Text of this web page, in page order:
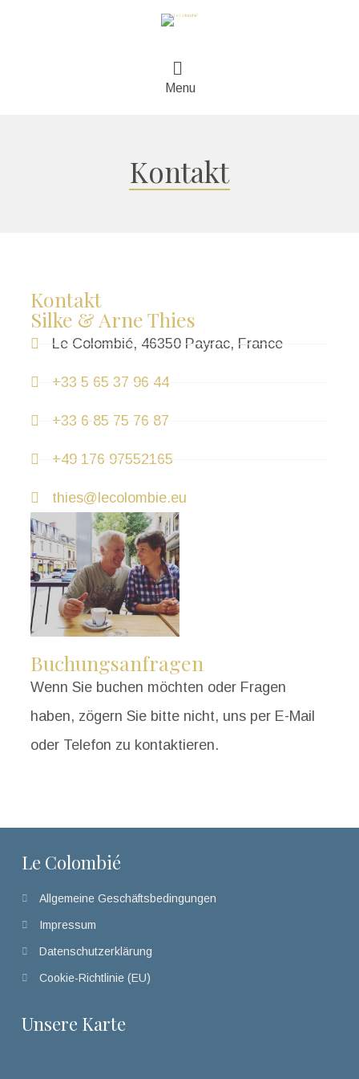
Menu
Kontakt
Kontakt
Silke & Arne Thies
Le Colombié, 46350 Payrac, France
+33 5 65 37 96 44
+33 6 85 75 76 87
+49 176 97552165
thies@lecolombie.eu
Buchungsanfragen
Wenn Sie buchen möchten oder Fragen
haben, zögern Sie bitte nicht, uns per E-Mail
oder Telefon zu kontaktieren.
Le Colombié
Allgemeine Geschäftsbedingungen
Impressum
Datenschutzerklärung
Cookie-Richtlinie (EU)
Unsere Karte